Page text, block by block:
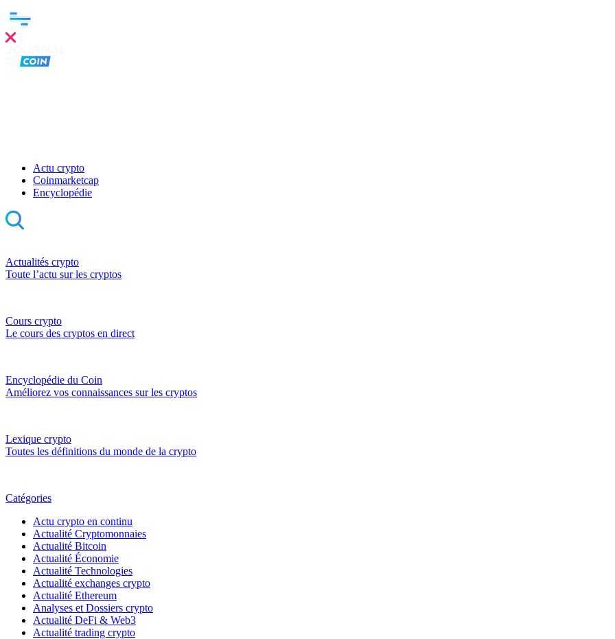
Actu crypto
Coinmarketcap
Encyclopédie
Actualités crypto
Toute l’actu sur les cryptos
Cours crypto
Le cours des cryptos en direct
Encyclopédie du Coin
Améliorez vos connaissances sur les cryptos
Lexique crypto
Toutes les définitions du monde de la crypto
Catégories
Actu crypto en continu
Actualité Cryptomonnaies
Actualité Bitcoin
Actualité Économie
Actualité Technologies
Actualité exchanges crypto
Actualité Ethereum
Analyses et Dossiers crypto
Actualité DeFi & Web3
Actualité trading crypto